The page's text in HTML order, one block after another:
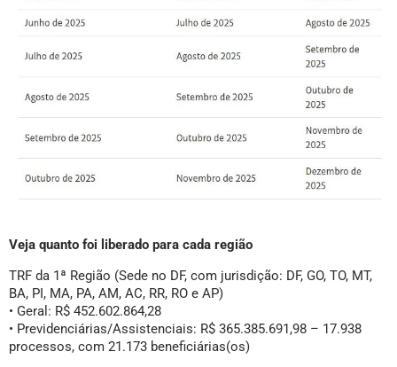
Veja quanto foi liberado para cada região
TRF da 1ª Região (Sede no DF, com jurisdição: DF, GO, TO, MT,
BA, PI, MA, PA, AM, AC, RR, RO e AP)
• Geral: R$ 452.602.864,28
• Previdenciárias/Assistenciais: R$ 365.385.691,98 – 17.938
processos, com 21.173 beneficiárias(os)